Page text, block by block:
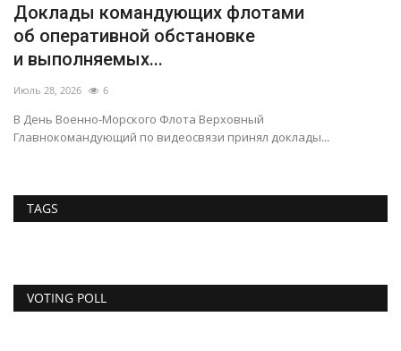
Доклады командующих флотами
об оперативной обстановке
и выполняемых...
Июль 28, 2026 6
В День Военно-Морского Флота Верховный
Главнокомандующий по видеосвязи принял доклады...
TAGS
VOTING POLL